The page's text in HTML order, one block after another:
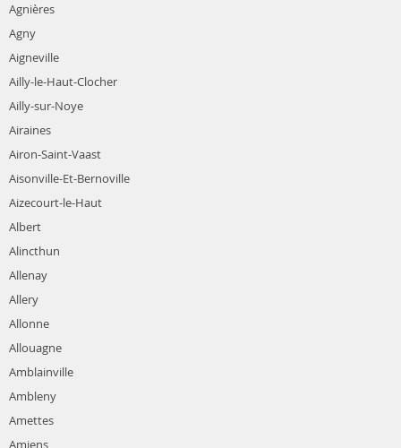
Agnières
Agny
Aigneville
Ailly-le-Haut-Clocher
Ailly-sur-Noye
Airaines
Airon-Saint-Vaast
Aisonville-Et-Bernoville
Aizecourt-le-Haut
Albert
Alincthun
Allenay
Allery
Allonne
Allouagne
Amblainville
Ambleny
Amettes
Amiens